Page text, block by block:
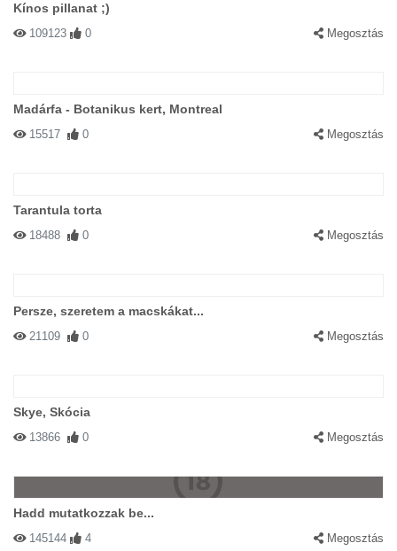
Kínos pillanat ;)
109123 0 Megosztás
Madárfa - Botanikus kert, Montreal
15517 0 Megosztás
Tarantula torta
18488 0 Megosztás
Persze, szeretem a macskákat...
21109 0 Megosztás
Skye, Skócia
13866 0 Megosztás
Hadd mutatkozzak be...
145144 4 Megosztás